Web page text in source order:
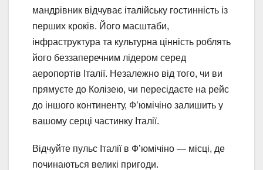
мандрівник відчуває італійську гостинність із
перших кроків. Його масштаби,
інфраструктура та культурна цінність роблять
його беззаперечним лідером серед
аеропортів Італії. Незалежно від того, чи ви
прямуєте до Колізею, чи пересідаєте на рейс
до іншого континенту, Ф’юмічіно залишить у
вашому серці частинку Італії.
Відчуйте пульс Італії в Ф’юмічіно — місці, де
починаються великі пригоди.